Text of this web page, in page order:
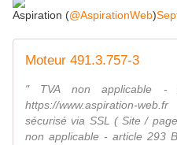
Aspiration (@AspirationWeb)
Moteur 491.3.757-3
" TVA non applicable
https://www.aspiration-
sécurisé via SSL ( Site /
non applicable - article 293